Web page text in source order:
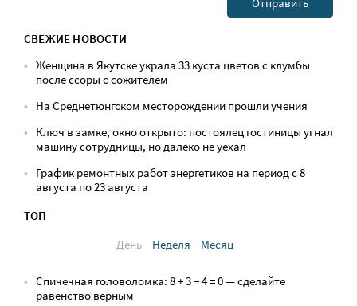
СВЕЖИЕ НОВОСТИ
Женщина в Якутске украла 33 куста цветов с клумбы
после ссоры с сожителем
На Среднетюнгском месторождении прошли учения
Ключ в замке, окно открыто: постоялец гостиницы угнал
машину сотрудницы, но далеко не уехал
График ремонтных работ энергетиков на период с 8
августа по 23 августа
ТОП
День
Неделя Месяц
Спичечная головоломка: 8 + 3 − 4 = 0 — сделайте
равенство верным